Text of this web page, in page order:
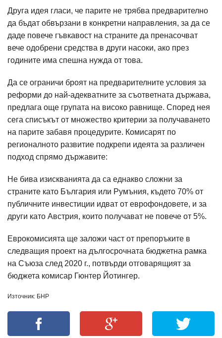
Друга идея гласи, че парите не трябва предварително
да бъдат обвързани в конкретни направления, за да се
даде повече гъвкавост на страните да пренасочват
вече одобрени средства в други насоки, ако през
годините има спешна нужда от това.
Да се ограничи броят на предварителните условия за
реформи до най-адекватните за съответната държава,
предлага още групата на високо равнище. Според нея
сега списъкът от множество критерии за получаването
на парите забавя процедурите. Комисарят по
регионалното развитие подкрепи идеята за различен
подход спрямо държавите:
Не бива изискванията да са еднакво сложни за
страните като България или Румъния, където 70% от
публичните инвестиции идват от еврофондовете, и за
други като Австрия, които получават не повече от 5%.
Еврокомисията ще заложи част от препоръките в
следващия проект на дългосрочната бюджетна рамка
на Съюза след 2020 г., потвърди отговарящият за
бюджета комисар Гюнтер Йотингер.
Източник: БНР